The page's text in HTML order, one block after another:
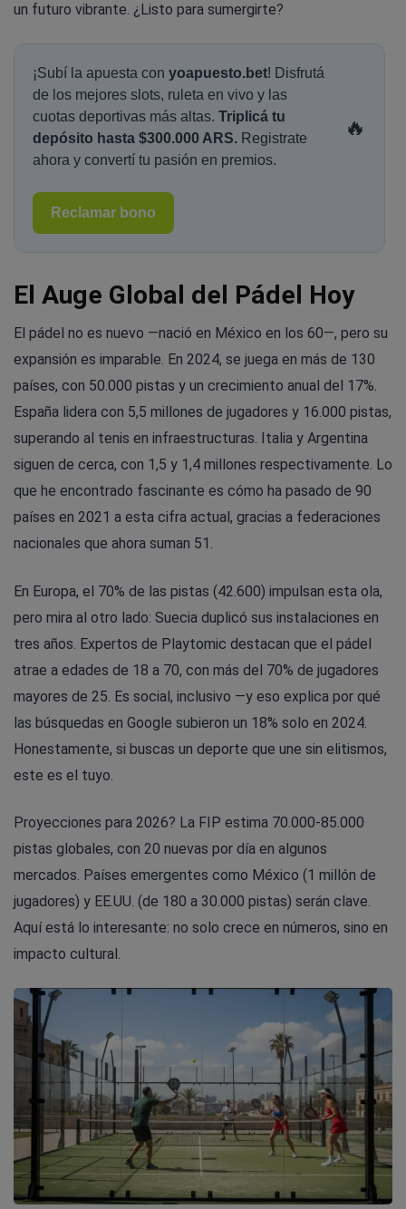
un futuro vibrante. ¿Listo para sumergirte?
¡Subí la apuesta con yoapuesto.bet! Disfrutá
de los mejores slots, ruleta en vivo y las
cuotas deportivas más altas. Triplicá tu
depósito hasta $300.000 ARS. Registrate
ahora y convertí tu pasión en premios.
🔥
Reclamar bono
El Auge Global del Pádel Hoy
El pádel no es nuevo —nació en México en los 60—, pero su
expansión es imparable. En 2024, se juega en más de 130
países, con 50.000 pistas y un crecimiento anual del 17%.
España lidera con 5,5 millones de jugadores y 16.000 pistas,
superando al tenis en infraestructuras. Italia y Argentina
siguen de cerca, con 1,5 y 1,4 millones respectivamente. Lo
que he encontrado fascinante es cómo ha pasado de 90
países en 2021 a esta cifra actual, gracias a federaciones
nacionales que ahora suman 51.
En Europa, el 70% de las pistas (42.600) impulsan esta ola,
pero mira al otro lado: Suecia duplicó sus instalaciones en
tres años. Expertos de Playtomic destacan que el pádel
atrae a edades de 18 a 70, con más del 70% de jugadores
mayores de 25. Es social, inclusivo —y eso explica por qué
las búsquedas en Google subieron un 18% solo en 2024.
Honestamente, si buscas un deporte que une sin elitismos,
este es el tuyo.
Proyecciones para 2026? La FIP estima 70.000-85.000
pistas globales, con 20 nuevas por día en algunos
mercados. Países emergentes como México (1 millón de
jugadores) y EE.UU. (de 180 a 30.000 pistas) serán clave.
Aquí está lo interesante: no solo crece en números, sino en
impacto cultural.